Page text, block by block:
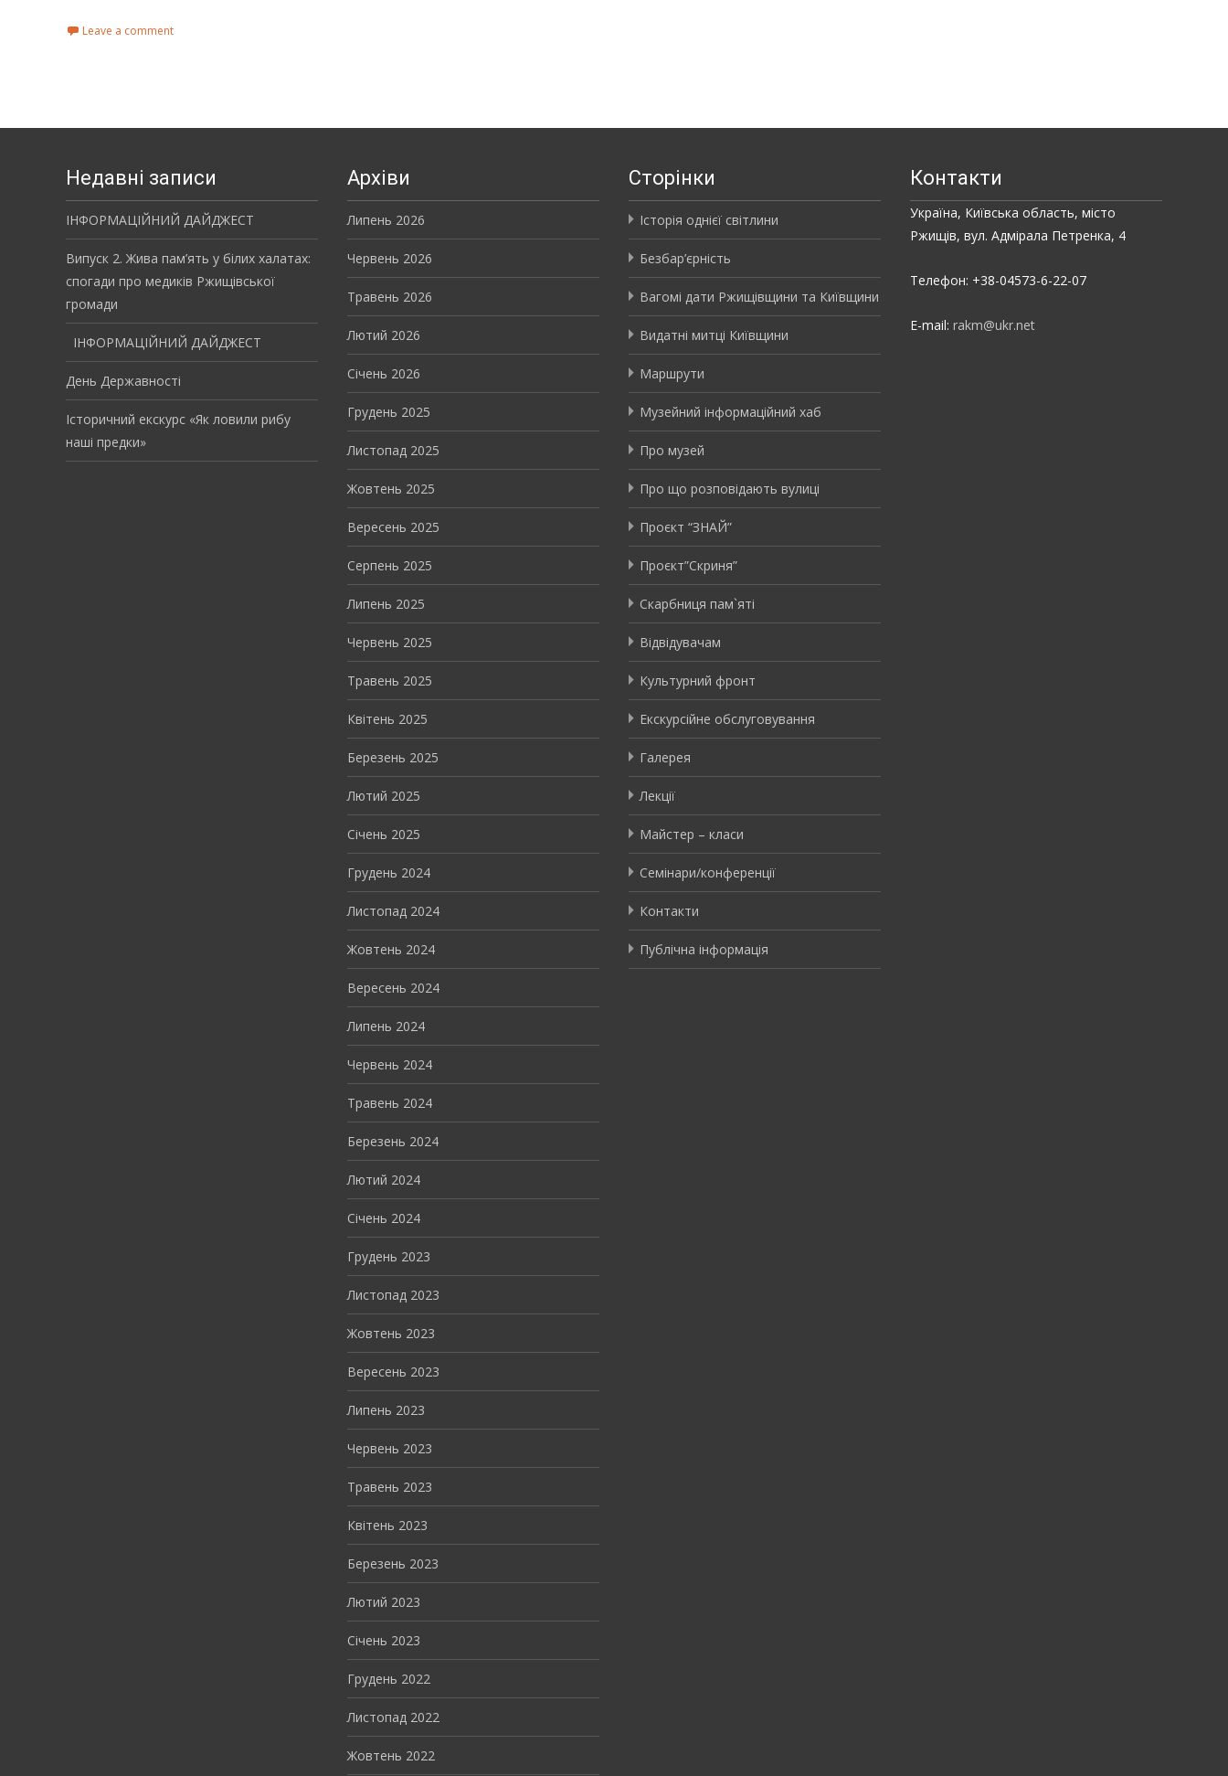
Leave a comment
Недавні записи
ІНФОРМАЦІЙНИЙ ДАЙДЖЕСТ
Випуск 2. Жива пам’ять у білих халатах:
спогади про медиків Ржищівської
громади
ІНФОРМАЦІЙНИЙ ДАЙДЖЕСТ
День Державності
Історичний екскурс «Як ловили рибу
наші предки»
Архіви
Липень 2026
Червень 2026
Травень 2026
Лютий 2026
Січень 2026
Грудень 2025
Листопад 2025
Жовтень 2025
Вересень 2025
Серпень 2025
Липень 2025
Червень 2025
Травень 2025
Квітень 2025
Березень 2025
Лютий 2025
Січень 2025
Грудень 2024
Листопад 2024
Жовтень 2024
Вересень 2024
Липень 2024
Червень 2024
Травень 2024
Березень 2024
Лютий 2024
Січень 2024
Грудень 2023
Листопад 2023
Жовтень 2023
Вересень 2023
Липень 2023
Червень 2023
Травень 2023
Квітень 2023
Березень 2023
Лютий 2023
Січень 2023
Грудень 2022
Листопад 2022
Жовтень 2022
Сторінки
Історія однієї світлини
Безбар’єрність
Вагомі дати Ржищівщини та Київщини
Видатні митці Київщини
Маршрути
Музейний інформаційний хаб
Про музей
Про що розповідають вулиці
Проєкт “ЗНАЙ”
Проєкт”Скриня”
Скарбниця пам`яті
Відвідувачам
Культурний фронт
Екскурсійне обслуговування
Галерея
Лекції
Майстер – класи
Семінари/конференції
Контакти
Публічна інформація
Контакти
Україна, Київська область, місто
Ржищів, вул. Адмірала Петренка, 4
Телефон: +38-04573-6-22-07
E-mail: rakm@ukr.net